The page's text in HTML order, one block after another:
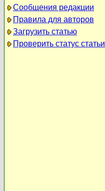
Сообщения редакции
Правила для авторов
Загрузить статью
Проверить статус статьи